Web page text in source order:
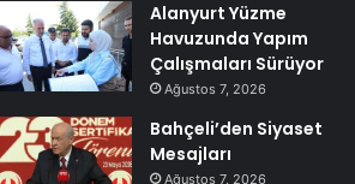
Alanyurt Yüzme
Havuzunda Yapım
Çalışmaları Sürüyor
Ağustos 7, 2026
Bahçeli’den Siyaset
Mesajları
Ağustos 7, 2026